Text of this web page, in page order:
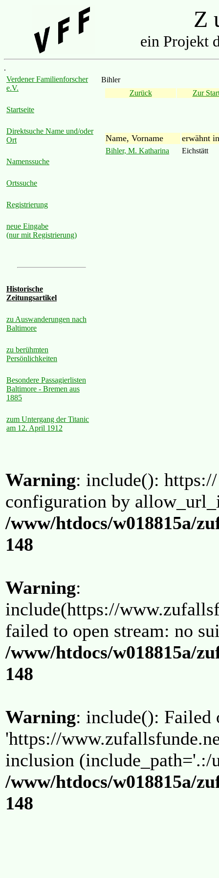
Z
ein Projekt
.
Verdener Familienforscher
e.V.
Startseite
Direktsuche Name und/oder
Ort
Namenssuche
Ortssuche
Registrierung
neue Eingabe
(nur mit Registrierung)
Historische
Zeitungsartikel
zu Auswanderungen nach
Baltimore
zu berühmten
Persönlichkeiten
Besondere Passagierlisten
Baltimore - Bremen aus
1885
zum Untergang der Titanic
am 12. April 1912
Bihler
Zurück
Zur
Name, Vorname erwähnt in
Bihler, M. Katharina Eichstätt
Warning: include():
configuration by
/www/htdocs/w018815a/
148
Warning:
include(https://
failed to open stream: no
/www/htdocs/w018815a/
148
Warning: include(): Failed
'https://
inclusion (include_path='.:/
/www/htdocs/w018815a/
148